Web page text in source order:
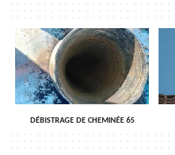
DÉBISTRAGE DE CHEMINÉE 65